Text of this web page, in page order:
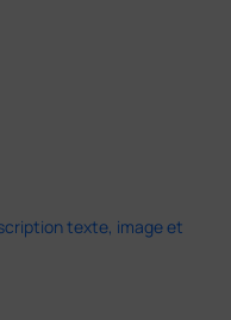
texte, image et